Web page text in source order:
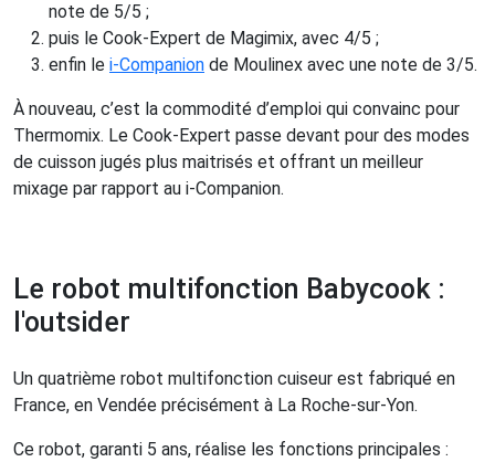
note de 5/5 ;
puis le Cook-Expert de Magimix, avec 4/5 ;
enfin le i-Companion de Moulinex avec une note de 3/5.
À nouveau, c’est la commodité d’emploi qui convainc pour
Thermomix. Le Cook-Expert passe devant pour des modes
de cuisson jugés plus maitrisés et offrant un meilleur
mixage par rapport au i-Companion.
Le robot multifonction Babycook :
l'outsider
Un quatrième robot multifonction cuiseur est fabriqué en
France, en Vendée précisément à La Roche-sur-Yon.
Ce robot, garanti 5 ans, réalise les fonctions principales :